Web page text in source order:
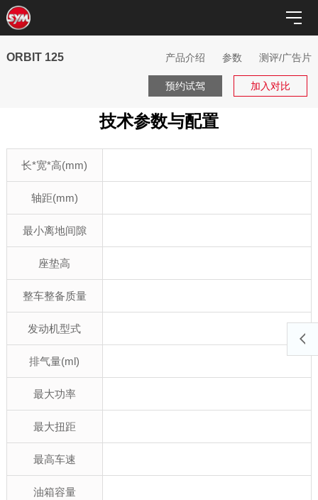
ORBIT 125 产品介绍 参数 测评/广告片
预约试驾 加入对比
技术参数与配置
长*宽*高(mm)
轴距(mm)
最小离地间隙
座垫高
整车整备质量
发动机型式
排气量(ml)
最大功率
最大扭距
最高车速
油箱容量